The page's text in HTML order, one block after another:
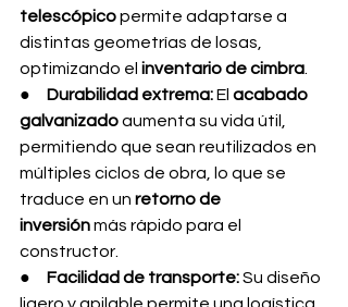
telescópico permite adaptarse a
distintas geometrías de losas,
optimizando el inventario de cimbra
● Durabilidad extrema: El acabado
galvanizado aumenta su vida útil,
permitiendo que sean reutilizados en
múltiples ciclos de obra, lo que se
traduce en un retorno de
inversión más rápido para el
constructor.
● Facilidad de transporte: Su diseño